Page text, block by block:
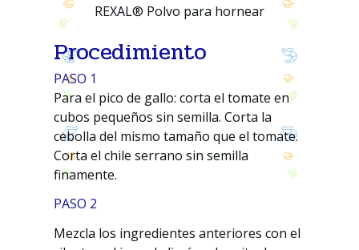
REXAL® Polvo para hornear
Procedimiento
PASO 1
Para el pico de gallo: corta el tomate en
cubos pequeños sin semilla. Corta la
cebolla del mismo tamaño que el tomate.
Corta el chile serrano sin semilla
finamente.
PASO 2
Mezcla los ingredientes anteriores con el